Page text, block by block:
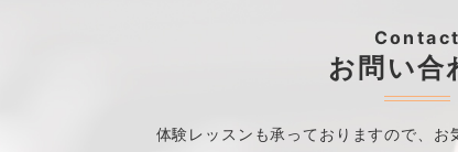
Contact
お問い合
体験レッスンも承っておりますので、 お